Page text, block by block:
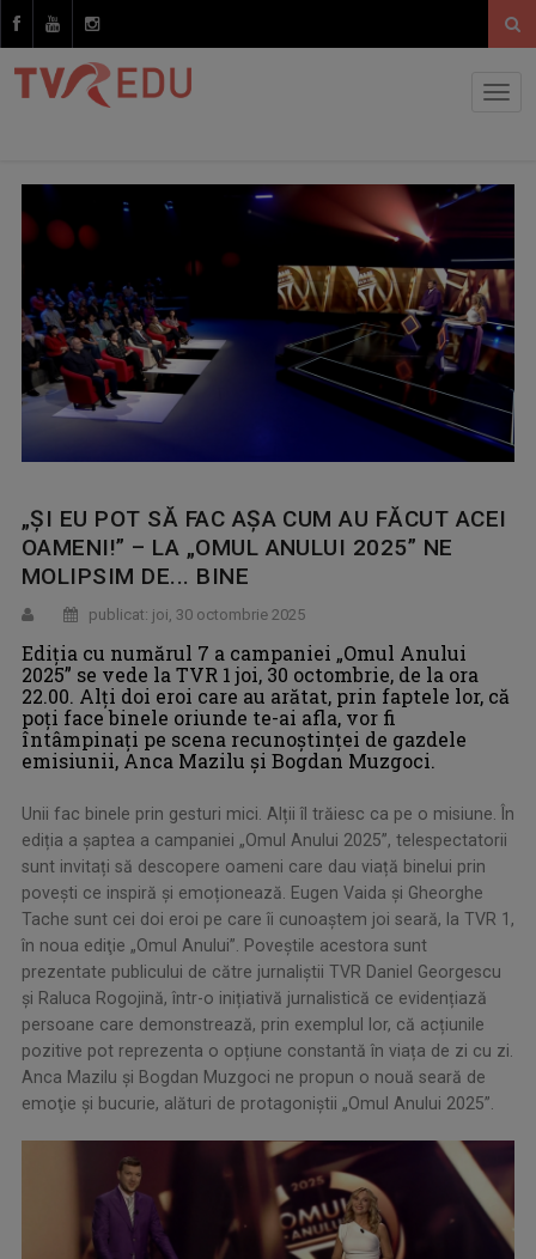
„ŞI EU POT SĂ FAC AȘA CUM AU FĂCUT ACEI
OAMENI!” – LA „OMUL ANULUI 2025” NE
MOLIPSIM DE... BINE
publicat: joi, 30 octombrie 2025
Ediţia cu numărul 7 a campaniei „Omul Anului
2025” se vede la TVR 1 joi, 30 octombrie, de la ora
22.00. Alţi doi eroi care au arătat, prin faptele lor, că
poţi face binele oriunde te-ai afla, vor fi
întâmpinaţi pe scena recunoștinței de gazdele
emisiunii, Anca Mazilu și Bogdan Muzgoci.
Unii fac binele prin gesturi mici. Alții îl trăiesc ca pe o misiune. În
ediția a şaptea a campaniei „Omul Anului 2025”, telespectatorii
sunt invitați să descopere oameni care dau viață binelui prin
povești ce inspiră și emoționează. Eugen Vaida şi Gheorghe
Tache sunt cei doi eroi pe care îi cunoaştem joi seară, la TVR 1,
în noua ediţie „Omul Anului”. Poveștile acestora sunt
prezentate publicului de către jurnaliștii TVR Daniel Georgescu
și Raluca Rogojină, într-o inițiativă jurnalistică ce evidențiază
persoane care demonstrează, prin exemplul lor, că acțiunile
pozitive pot reprezenta o opțiune constantă în viața de zi cu zi.
Anca Mazilu şi Bogdan Muzgoci ne propun o nouă seară de
emoţie şi bucurie, alături de protagoniştii „Omul Anului 2025”.